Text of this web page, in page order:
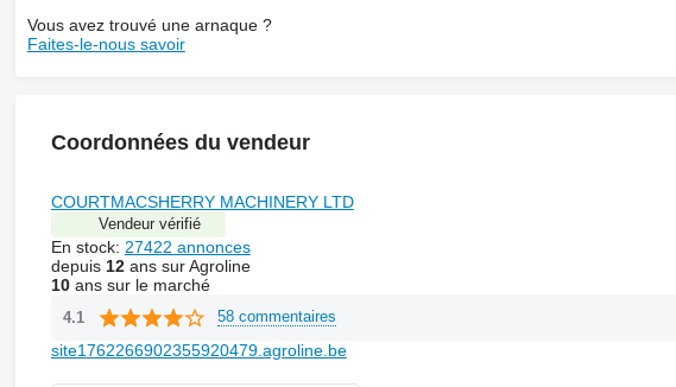
Vous avez trouvé une arnaque ?
Faites-le-nous savoir
Coordonnées du vendeur
COURTMACSHERRY MACHINERY LTD
Vendeur vérifié
En stock: 27422 annonces
depuis 12ans sur Agroline
10ans sur le marché
4.1 58 commentaires
site1762266902355920479.agroline.be